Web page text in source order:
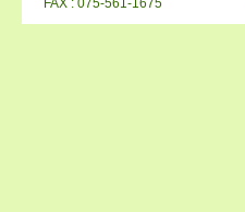
FAX : 075-561-1675